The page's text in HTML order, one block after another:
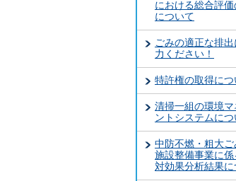
における総合評
について
ごみの適正な排出
力ください！
特許権の取得につ
清掃一組の環境マ
ントシステムにつ
中防不燃・粗大ご
施設整備事業に係
対効果分析結果に